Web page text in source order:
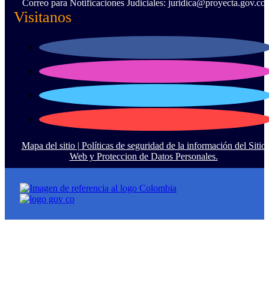
Correo para Notificaciones Judiciales: juridica@proyecta.gov.co
Visitanos
Mapa del sitio | Políticas de seguridad de la información del Sitio
Web y Proteccion de Datos Personales.